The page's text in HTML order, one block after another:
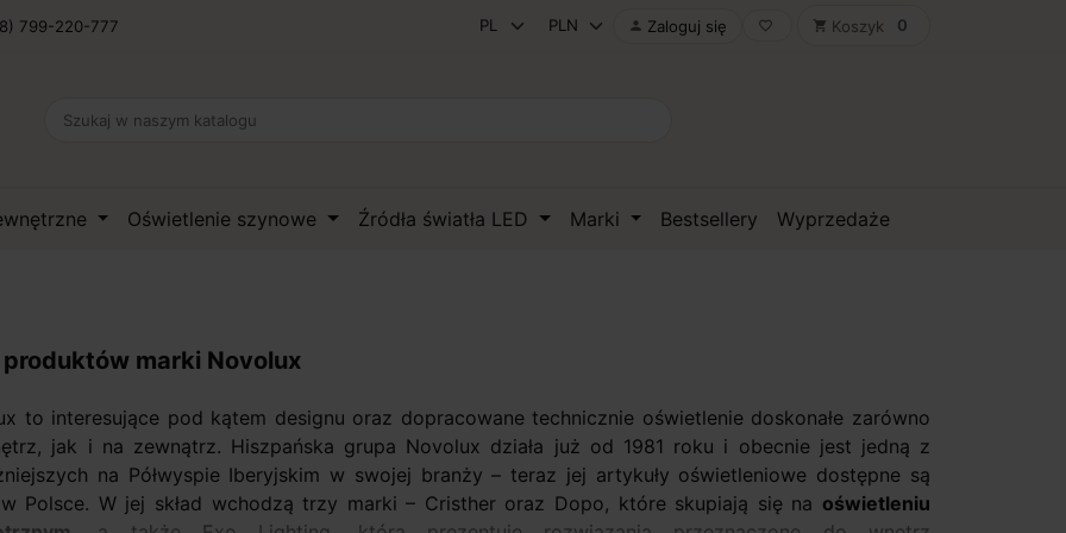
799-220-777  Zaloguj się favorite_border shopping_cart Koszyk 0
Oświetlenie szynowe Źródła światła LED Marki Bestsellery Wyprzedaże
marki Novolux
to interesujące pod kątem designu oraz dopracowane technicznie oświetlenie doskonałe zarówno
jak i na zewnątrz. Hiszpańska grupa Novolux działa już od 1981 roku i obecnie jest jedną z
na Półwyspie Iberyjskim w swojej branży – teraz jej artykuły oświetleniowe dostępne są
Polsce. W jej skład wchodzą trzy marki – Cristher oraz Dopo, które skupiają się na oświetleniu